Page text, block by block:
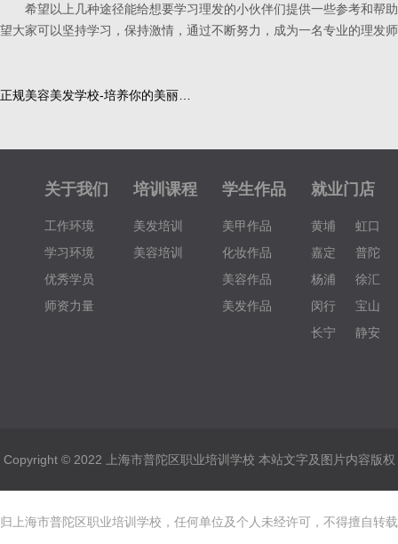
希望以上几种途径能给想要学习理发的小伙伴们提供一些参考和帮
望大家可以坚持学习，保持激情，通过不断努力，成为一名专业的理发
正规美容美发学校-培养你的美丽…
关于我们
工作环境
学习环境
优秀学员
师资力量
培训课程
美发培训
美容培训
学生作品
美甲作品
化妆作品
美容作品
美发作品
就业门店
黄埔
虹口
嘉定
普陀
杨浦
徐汇
闵行
宝山
长宁
静安
Copyright © 2022 上海市普陀区职业培训学校 本站文字及图片内容版权
归上海市普陀区职业培训学校，任何单位及个人未经许可，不得擅自转载